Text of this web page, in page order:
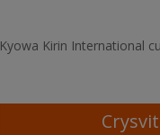
Kyowa Kirin International